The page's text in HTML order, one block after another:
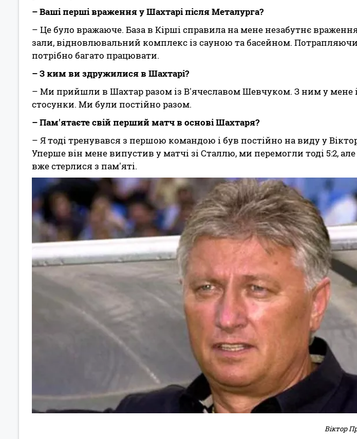
– Ваші перші враження у Шахтарі після Металурга?
– Це було вражаюче. База в Кірші справила на мене незабутнє
зали, відновлювальний комплекс із сауною та басейном.
потрібно багато працювати.
– З ким ви здружилися в Шахтарі?
– Ми прийшли в Шахтар разом із В'ячеславом Шевчуком. З ним у мене
стосунки. Ми були постійно разом.
– Пам'ятаєте свій перший матч в основі Шахтаря?
– Я тоді тренувався з першою командою і був постійно на виду у
Уперше він мене випустив у матчі зі Сталлю, ми перемогли тоді 5:2, але
вже стерлися з пам'яті.
Віктор